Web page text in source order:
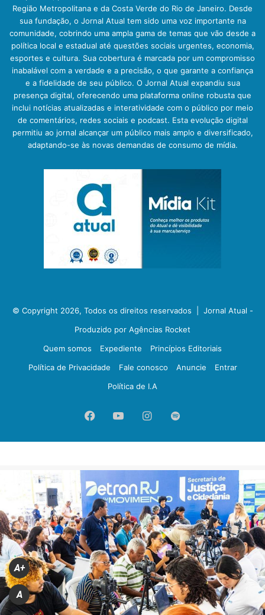
Região Metropolitana e da Costa Verde do Rio de Janeiro. Desde
sua fundação, o Jornal Atual tem sido uma voz importante na
comunidade, cobrindo uma ampla gama de temas que vão desde a
política local e estadual até questões sociais urgentes, economia,
esportes e cultura. Sua cobertura é marcada por um compromisso
inabalável com a verdade e a precisão, o que garante a confiança
e a fidelidade de seu público. O Jornal Atual expandiu sua
presença digital, oferecendo uma plataforma online robusta que
inclui notícias atualizadas e interatividade com o público por meio
de comentários, redes sociais e podcast. Esta evolução digital
permitiu ao jornal alcançar um público mais amplo e diversificado,
adaptando-se às novas demandas de consumo de mídia.
© Copyright 2026, Todos os direitos reservados | Jornal Atual -
Produzido por Agências Rocket
Quem somos
Expediente
Princípios Editoriais
Política de Privacidade
Fale conosco Anuncie
Entrar
Política de I.A
FacebookYouTubeInstagram
Spotify
A+
A